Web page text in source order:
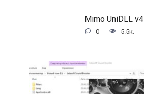
Mimo UniDLL v4
0 5.5к.